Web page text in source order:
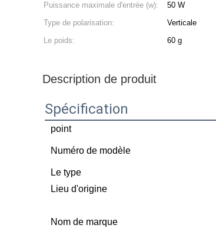
Puissance maximale d'entrée (w):
50 W
Type de polarisation:
Verticale
Le poids:
60 g
Description de produit
Spécification
point
Numéro de modèle
Le type
Lieu d'origine
Nom de marque